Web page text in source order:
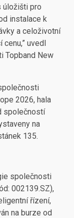
úložišti pro
instalace k
a celoživotní
uvedl
Topband New
2026, hala
společností
na
135.
společnosti
002139.SZ),
řízení,
na burze od